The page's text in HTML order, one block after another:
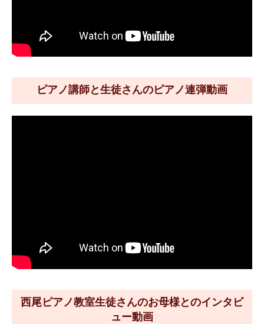
ピアノ講師と生徒さんのピアノ連弾動画
西尾ピアノ教室生徒さんのお母様とのインタビ
ュー動画